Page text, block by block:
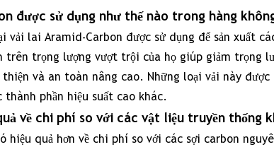
được sử dụng như thế nào trong hàng
lai Aramid-Carbon được sử dụng để sản xuất
trên trọng lượng vượt trội của họ giúp giảm trọng
và an toàn nâng cao. Những loại vải này
phần hiệu suất cao khác.
về chi phí so với các vật liệu truyền thống
hiệu quả hơn về chi phí so với các sợi carbon